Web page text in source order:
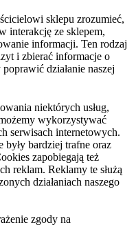
sklepu zrozumieć,
interakcję ze sklepem,
informacji. Ten rodzaj
i zbierać informacje o
działanie naszej
niektórych usług,
wykorzystywać
serwisach internetowych.
były bardziej trafne oraz
zapobiegają też
reklam. Reklamy te służą
działaniach naszego
zgody na